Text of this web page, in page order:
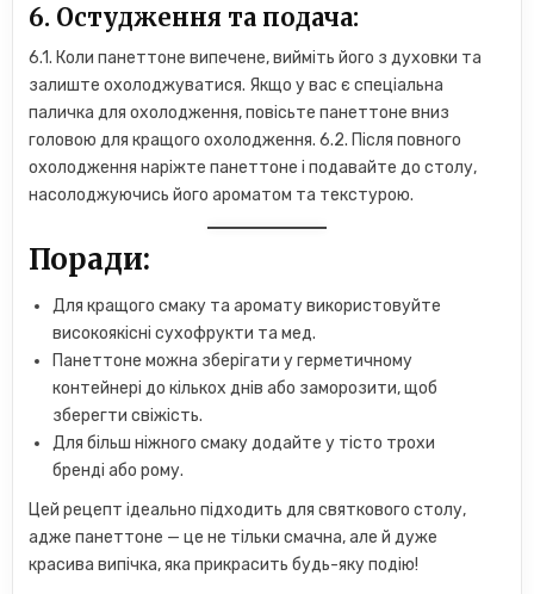
6. Остудження та подача:
6.1. Коли панеттоне випечене, вийміть його з духовки та
залиште охолоджуватися. Якщо у вас є спеціальна
паличка для охолодження, повісьте панеттоне вниз
головою для кращого охолодження. 6.2. Після повного
охолодження наріжте панеттоне і подавайте до столу,
насолоджуючись його ароматом та текстурою.
Поради:
Для кращого смаку та аромату використовуйте
високоякісні сухофрукти та мед.
Панеттоне можна зберігати у герметичному
контейнері до кількох днів або заморозити, щоб
зберегти свіжість.
Для більш ніжного смаку додайте у тісто трохи
бренді або рому.
Цей рецепт ідеально підходить для святкового столу,
адже панеттоне — це не тільки смачна, але й дуже
красива випічка, яка прикрасить будь-яку подію!